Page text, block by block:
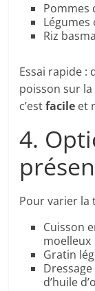
Pommes
Riz
Essai rapide :
poisson sur
c’estfacile et
4.
Pour varier la
Cuisson
moelleux
Gratin
d’huile